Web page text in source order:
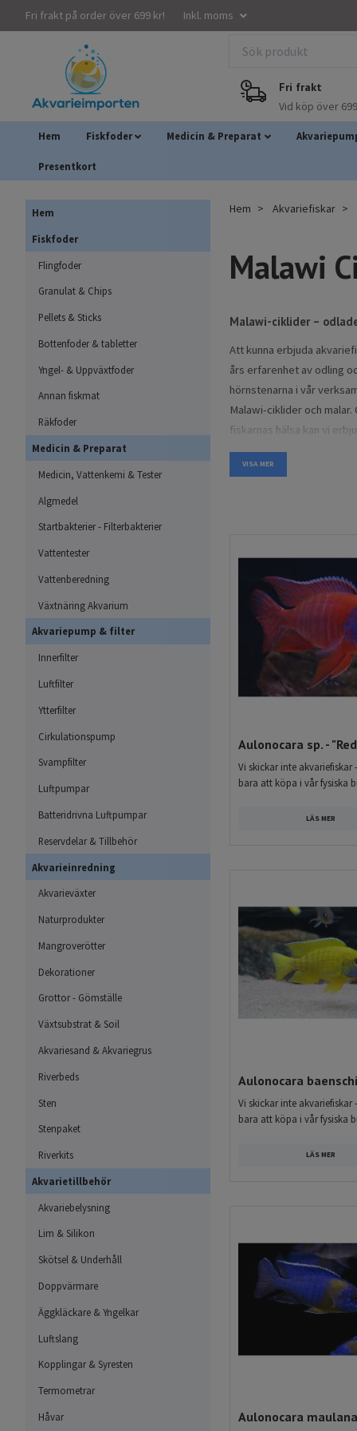
Fri frakt på order över 699 kr! Inkl. moms
Fri frakt
Vid köp över
Hem Fiskfoder Medicin & Preparat
Presentkort
Hem
Fiskfoder
Flingfoder
Granulat & Chips
Pellets & Sticks
Bottenfoder & tabletter
Yngel- & Uppväxtfoder
Annan fiskmat
Räkfoder
Medicin & Preparat
Medicin, Vattenkemi & Tester
Algmedel
Startbakterier - Filterbakterier
Vattentester
Vattenberedning
Växtnäring Akvarium
Akvariepump & filter
Innerfilter
Luftfilter
Ytterfilter
Cirkulationspump
Svampfilter
Luftpumpar
Batteridrivna Luftpumpar
Reservdelar & Tillbehör
Akvarieinredning
Akvarieväxter
Naturprodukter
Mangroverötter
Dekorationer
Grottor - Gömställe
Växtsubstrat & Soil
Akvariesand & Akvariegrus
Riverbeds
Sten
Stenpaket
Riverkits
Akvarietillbehör
Akvariebelysning
Lim & Silikon
Skötsel & Underhåll
Doppvärmare
Äggkläckare & Yngelkar
Luftslang
Kopplingar & Syresten
Termometrar
Håvar
Hem Akvariefiskar
Malawi
Malawi-ciklider –
Att kunna erbjuda
års erfarenhet av odling
hörnstenarna i vår
Malawi-ciklider och
fiskarnas hälsa kan vi
Vi samarbetar även med
Hos oss hittar du ett
omfattar både populära
Pseudotropheus,
Malawi ciklider delas
Mbuna lever naturligt
starka färger och aktiva
uppfödare.
Akvarium för Malawi-
Malawi-ciklider trivs bäst
Malawi-ciklider
naturen lever många
För att skapa en miljö
och gömställen som
att minska stress och
skydda dem från
akvarister som vill
aktiva beteenden och
hårdare och mer
anpassas efter fiskarnas
VISA MER
Aulonocara sp. -
Vi skickar inte akvariefiskar
bara att köpa i vår fysiska
LÄS MER
Aulonocara
Vi skickar inte akvariefiskar
bara att köpa i vår fysiska
LÄS MER
Aulonocara maulana